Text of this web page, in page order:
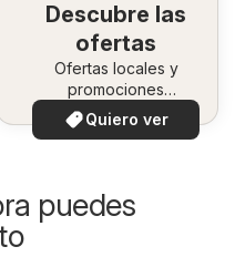
Descubre las
ofertas
Ofertas locales y
promociones
especiales.
Quiero ver
puedes